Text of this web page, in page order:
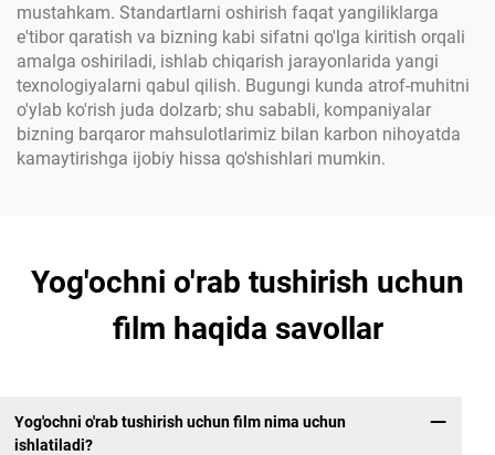
mustahkam. Standartlarni oshirish faqat yangiliklarga
e'tibor qaratish va bizning kabi sifatni qo'lga kiritish orqali
amalga oshiriladi, ishlab chiqarish jarayonlarida yangi
texnologiyalarni qabul qilish. Bugungi kunda atrof-muhitni
o'ylab ko'rish juda dolzarb; shu sababli, kompaniyalar
bizning barqaror mahsulotlarimiz bilan karbon nihoyatda
kamaytirishga ijobiy hissa qo'shishlari mumkin.
Yog'ochni o'rab tushirish uchun
film haqida savollar
Yog'ochni o'rab tushirish uchun film nima uchun
ishlatiladi?